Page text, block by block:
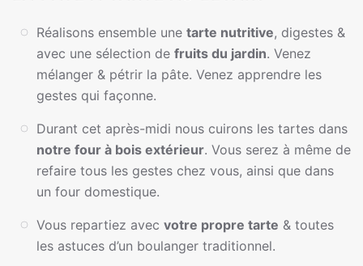
Réalisons ensemble une tarte nutritive, digestes &
avec une sélection de fruits du jardin. Venez
mélanger & pétrir la pâte. Venez apprendre les
gestes qui façonne.
Durant cet après-midi nous cuirons les tartes dans
notre four à bois extérieur. Vous serez à même de
refaire tous les gestes chez vous, ainsi que dans
un four domestique.
Vous repartiez avec votre propre tarte & toutes
les astuces d’un boulanger traditionnel.